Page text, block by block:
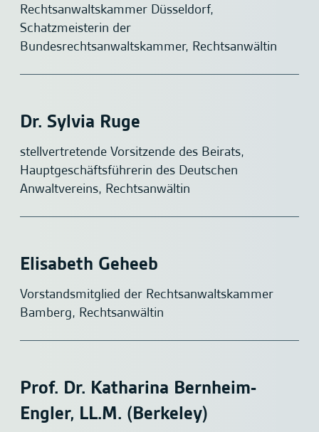
Rechtsanwaltskammer Düsseldorf,
Schatzmeisterin der
Bundesrechtsanwaltskammer, Rechtsanwältin
Dr. Sylvia Ruge
stellvertretende Vorsitzende des Beirats,
Hauptgeschäftsführerin des Deutschen
Anwaltvereins, Rechtsanwältin
Elisabeth Geheeb
Vorstandsmitglied der Rechtsanwaltskammer
Bamberg, Rechtsanwältin
Prof. Dr. Katharina Bernheim-
Engler, LL.M. (Berkeley)